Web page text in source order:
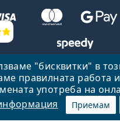
"бисквитки" в
правилната работа и
употреба на
Приемам
към началната страница
е собственост и се управлява
Тук сме за вас в